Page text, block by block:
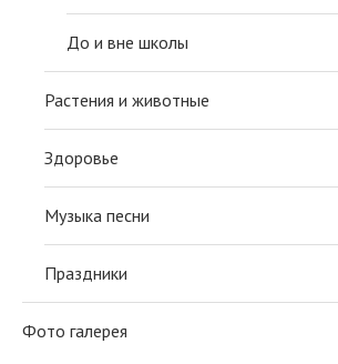
До и вне школы
Растения и животные
Здоровье
Музыка песни
Праздники
Фото галерея